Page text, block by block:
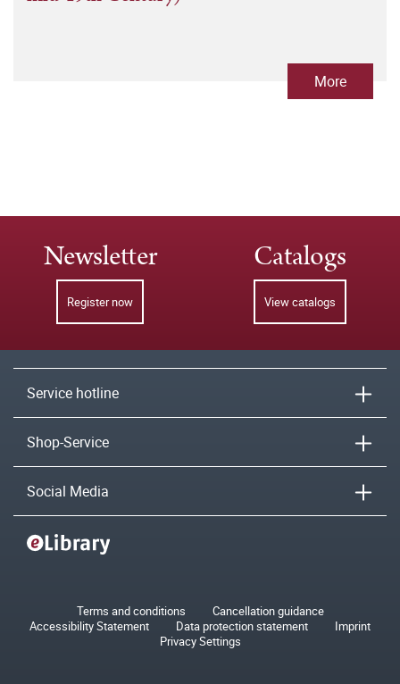
More
Newsletter
Register now
Catalogs
View catalogs
Service hotline
Shop-Service
Social Media
Terms and conditions
Cancellation guidance
Accessibility Statement
Data protection statement
Imprint
Privacy Settings